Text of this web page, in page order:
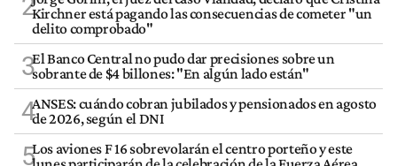
2Kirchner está pagando las consecuencias de cometer "un
delito comprobado"
3El Banco Central no pudo dar precisiones sobre un
sobrante de $4 billones: "En algún lado están"
4ANSES: cuándo cobran jubilados y pensionados en agosto
de 2026, según el DNI
5Los aviones F 16 sobrevolarán el centro porteño y este